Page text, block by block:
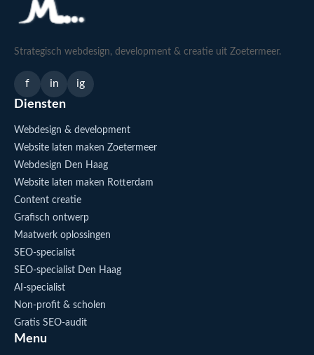
Strategisch webdesign, development & creatie uit Zoetermeer.
f in ig
Diensten
Webdesign & development
Website laten maken Zoetermeer
Webdesign Den Haag
Website laten maken Rotterdam
Content creatie
Grafisch ontwerp
Maatwerk oplossingen
SEO-specialist
SEO-specialist Den Haag
AI-specialist
Non-profit & scholen
Gratis SEO-audit
Menu